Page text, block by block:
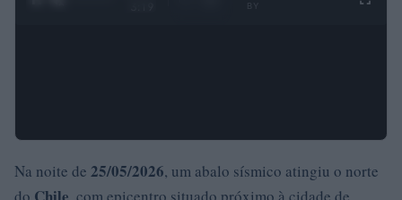
Na noite de 25/05/2026, um abalo sísmico atingiu o norte